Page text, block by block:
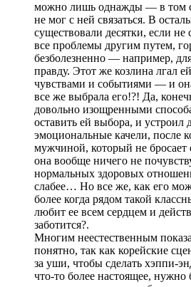
можно лишь однажды — в том
не мог с ней связаться. В
существовали десятки, если
все проблемы другим путем,
безболезненно — например, для
правду. Этот же козлина лгал
чувствами и событиями — и
все же выбрала его!?! Да,
довольно изощренными
оставить ей выбора, и устроил
эмоциональные качели, после
мужчиной, который не бросает
она вообще ничего не
нормальных здоровых
слабее… Но все же, как его
более когда рядом такой
любит ее всем сердцем и
заботится?.
Многим неестественным
понятно, так как корейские
за уши, чтобы сделать хэппи-
что-то более настоящее, нужно